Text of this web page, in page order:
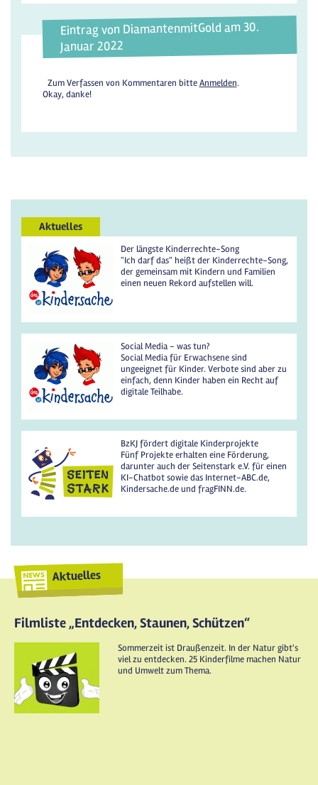
Eintrag von DiamantenmitGold am 30.
Januar 2022
Zum Verfassen von Kommentaren bitteAnmelden.
Okay, danke!
Aktuelles
Der längste Kinderrechte-Song
"Ich darf das" heißt der Kinderrechte-Song,
der gemeinsam mit Kindern und Familien
einen neuen Rekord aufstellen will.
Social Media - was tun?
Social Media für Erwachsene sind
ungeeignet für Kinder. Verbote sind aber zu
einfach, denn Kinder haben ein Recht auf
digitale Teilhabe.
BzKJ fördert digitale Kinderprojekte
Fünf Projekte erhalten eine Förderung,
darunter auch der Seitenstark e.V. für einen
KI-Chatbot sowie das Internet-ABC.de,
Kindersache.de und fragFINN.de.
Aktuelles
Filmliste „Entdecken, Staunen, Schützen“
Sommerzeit ist Draußenzeit. In der Natur gibt's
viel zu entdecken. 25 Kinderfilme machen Natur
und Umwelt zum Thema.